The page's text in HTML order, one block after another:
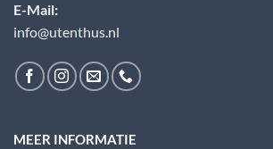
E-Mail:
info@utenthus.nl
MEER INFORMATIE